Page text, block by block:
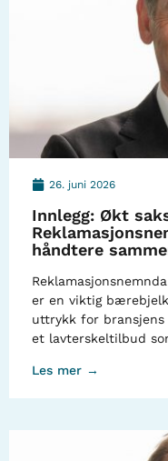
26. juni 2026
Innlegg: Økt
håndtere
er en viktig
uttrykk for bransjens
et lavterskeltilbud
Les mer →